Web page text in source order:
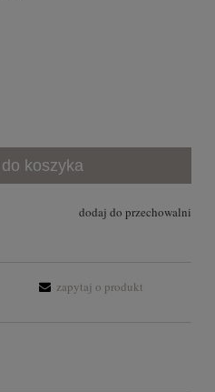
do koszyka
dodaj do przechowalni
zapytaj o produkt